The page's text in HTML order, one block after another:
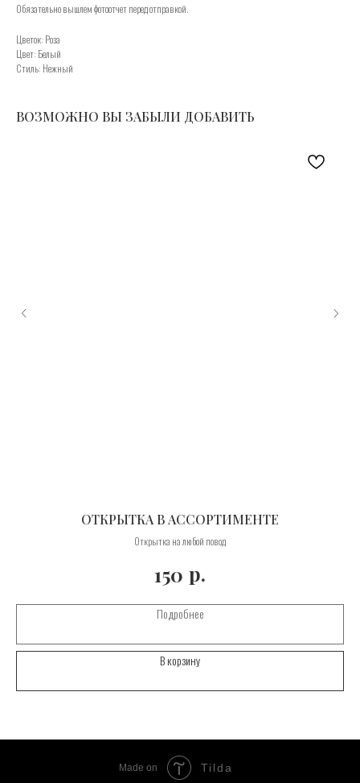
Обязательно вышлем фотоотчет перед отправкой.
Цветок: Роза
Цвет: Белый
Стиль: Нежный
ВОЗМОЖНО ВЫ ЗАБЫЛИ ДОБАВИТЬ
ОТКРЫТКА В АССОРТИМЕНТЕ
Открытка на любой повод
150 р.
Подробнее
В корзину
Made on Tilda